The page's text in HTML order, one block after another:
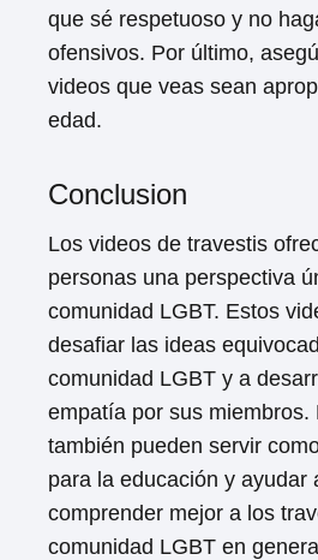
que sé respetuoso y no
ofensivos. Por último,
videos que veas sean
edad.
Conclusion
Los videos de travestis
personas una perspectiva
comunidad LGBT. Estos
desafiar las ideas
comunidad LGBT y a
empatía por sus miembros.
también pueden servir
para la educación y ayudar
comprender mejor a los
comunidad LGBT en